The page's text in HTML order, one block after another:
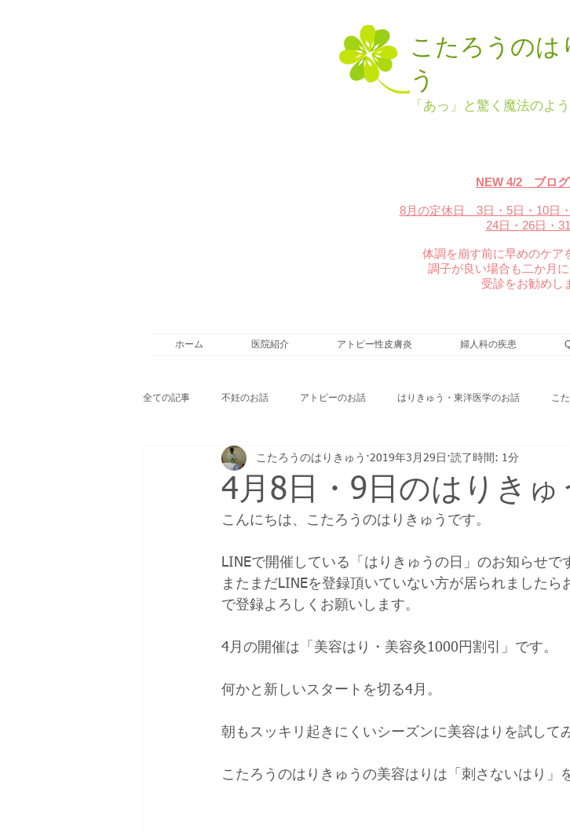
こたろうのは
う
「あっ」と驚く魔法のよ
NEW 4/2 ブログ
8月の定休日 3日・5日・10日
24日・26日・
体調を崩す前に早めのケア
調子が良い場合も二か月
受診をお勧めし
ホーム 医院紹介 アトピー性皮膚炎 婦人科の疾患
全ての記事 不妊のお話 アトピーのお話 はりきゅう・東洋医学のお話 こ
こたろうのお出かけ こたろうのおすすめ食べ物屋さん
4月8日・9日のはりきゅ
こたろうのはりきゅう 2019年3月29日 読了時間: 1分
こんにちは、こたろうのはりきゅうです。
LINEで開催している「はりきゅうの日」のお知らせで
またまだLINEを登録頂いていない方が居られました
で登録よろしくお願いします。
4月の開催は「美容はり・美容灸1000円割引」です。
何かと新しいスタートを切る4月。
朝もスッキリ起きにくいシーズンに美容はりを試して
こたろうのはりきゅうの美容はりは「刺さないはり」